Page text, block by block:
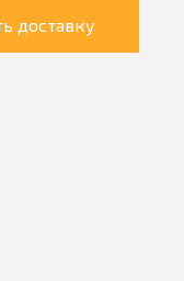
доставку